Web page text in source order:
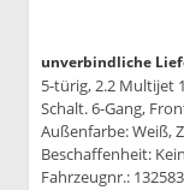
unverbindliche
5-türig, 2.2 Multijet
Schalt. 6-Gang,
Außenfarbe: Weiß,
Beschaffenheit:
Fahrzeugnr.: 132583